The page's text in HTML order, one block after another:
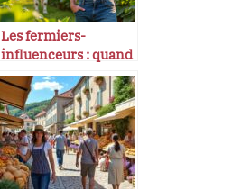
Les fermiers-
influenceurs : quand
la tradition devient
tendance